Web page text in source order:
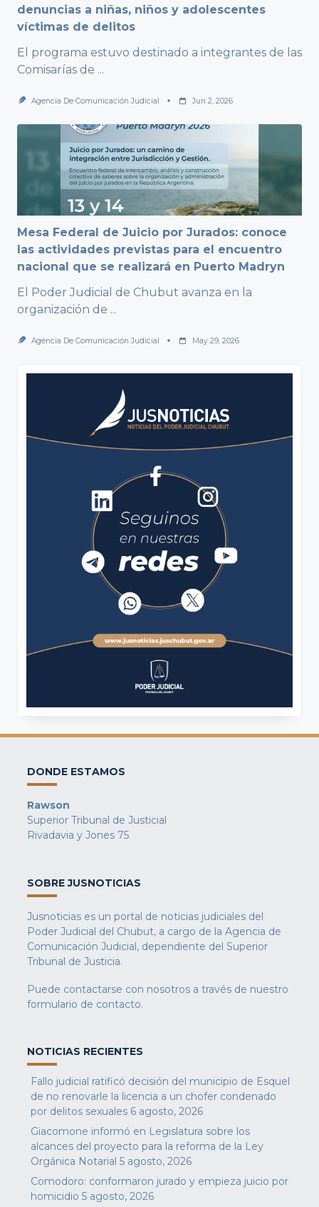
denuncias a niñas, niños y adolescentes
víctimas de delitos
El programa estuvo destinado a integrantes de las
Comisarías de ...
Agencia De Comunicación Judicial Jun 2, 2026
Mesa Federal de Juicio por Jurados: conoce
las actividades previstas para el encuentro
nacional que se realizará en Puerto Madryn
El Poder Judicial de Chubut avanza en la
organización de ...
Agencia De Comunicación Judicial May 29, 2026
DONDE ESTAMOS
Rawson
Superior Tribunal de Justicial
Rivadavia y Jones 75
SOBRE JUSNOTICIAS
Jusnoticias es un portal de noticias judiciales del
Poder Judicial del Chubut, a cargo de la Agencia de
Comunicación Judicial, dependiente del Superior
Tribunal de Justicia.
Puede contactarse con nosotros a través de nuestro
formulario de contacto.
NOTICIAS RECIENTES
Fallo judicial ratificó decisión del municipio de Esquel
de no renovarle la licencia a un chofer condenado
por delitos sexuales 6 agosto, 2026
Giacomone informó en Legislatura sobre los
alcances del proyecto para la reforma de la Ley
Orgánica Notarial 5 agosto, 2026
Comodoro: conformaron jurado y empieza juicio por
homicidio 5 agosto, 2026